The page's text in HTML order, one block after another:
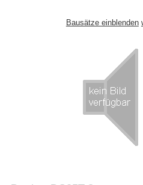
Bausätze einblenden